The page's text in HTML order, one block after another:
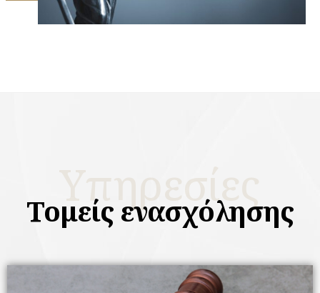
Υπηρεσίες
Τομείς ενασχόλησης